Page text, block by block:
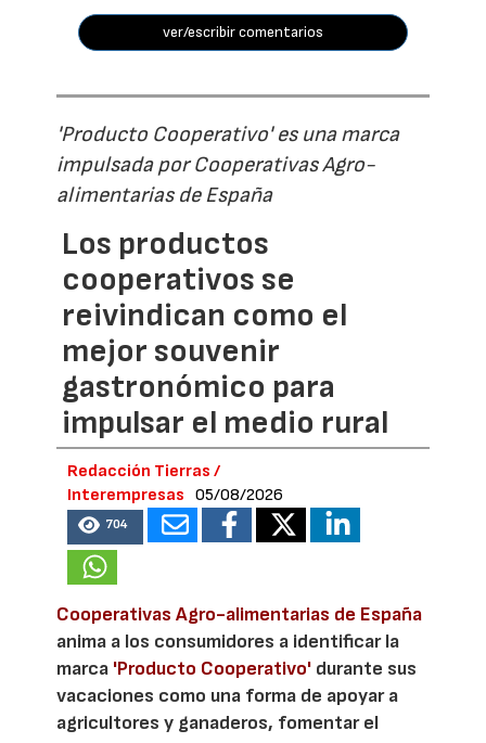
ver/escribir comentarios
'Producto Cooperativo' es una marca
impulsada por Cooperativas Agro-
alimentarias de España
Los productos
cooperativos se
reivindican como el
mejor souvenir
gastronómico para
impulsar el medio rural
Redacción Tierras /
Interempresas
05/08/2026
704
Cooperativas Agro-alimentarias de España
anima a los consumidores a identificar la
marca 'Producto Cooperativo' durante sus
vacaciones como una forma de apoyar a
agricultores y ganaderos, fomentar el